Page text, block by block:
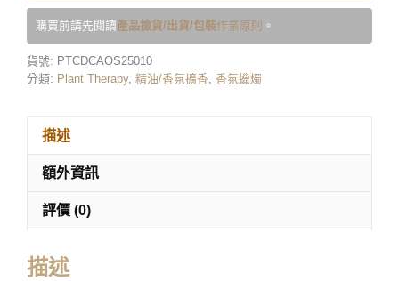
購買前請先閱讀產品撿貨/出貨/包裝作業原則 。
貨號: PTCDCAOS25010
分類: Plant Therapy, 精油/香氛擴香 香氛蠟燭
描述
額外資訊
評價 (0)
描述